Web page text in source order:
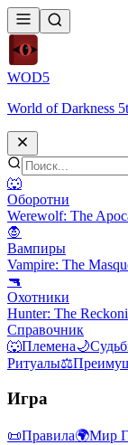
WOD5
World of Darkness
🐺
Оборотни
Werewolf: The
🧛
Вампиры
Vampire: The
🔫
Охотники
Hunter: The
Справочник
🐺Племена🌙
Ритуалы⚖️
Игра
📜Правила🌍Мир